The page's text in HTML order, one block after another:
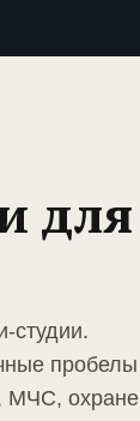
для
студии.
пробелы
МЧС, охране